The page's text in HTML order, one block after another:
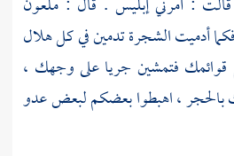
فكما أدميت الشجرة تدمين في كل هلال
قوائمك فتمشين جريا على وجهك ،
، اهبطوا بعضكم لبعض عدو